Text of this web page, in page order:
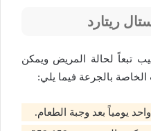
ريتارد
تبعاً لحالة المريض ويمكن
بالجرعة فيما يلي:
يومياً بعد وجبة الطعام.